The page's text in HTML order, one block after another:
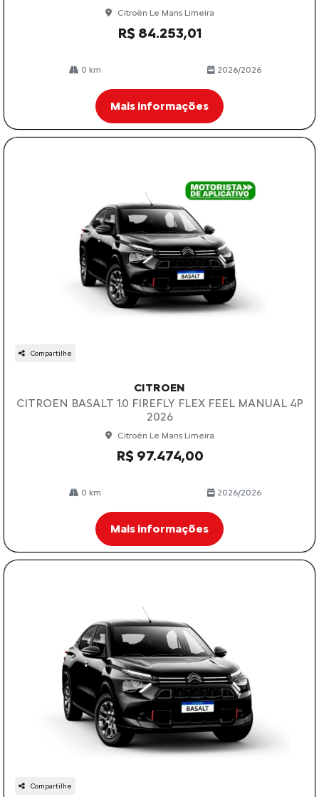
Citroën Le Mans Limeira
R$ 84.253,01
0 km 2026/2026
Mais informações
Compartilhe
CITROEN
CITROEN BASALT 1.0 FIREFLY FLEX FEEL MANUAL 4P
2026
Citroën Le Mans Limeira
R$ 97.474,00
0 km 2026/2026
Mais informações
Compartilhe